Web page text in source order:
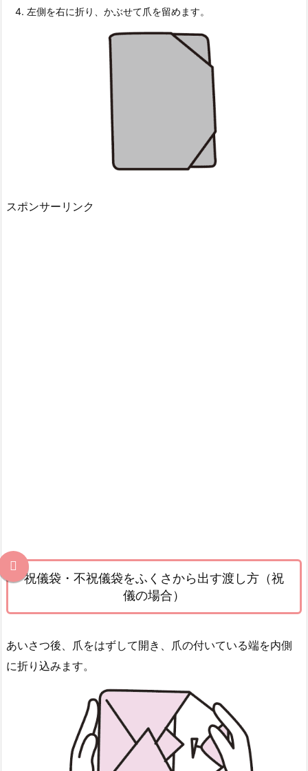
左側を右に折り、かぶせて爪を留めます。
スポンサーリンク
祝儀袋・不祝儀袋をふくさから出す渡し方（祝
儀の場合）
あいさつ後、爪をはずして開き、爪の付いている端を内側
に折り込みます。